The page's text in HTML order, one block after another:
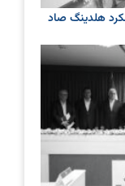
هلدینگ صاد